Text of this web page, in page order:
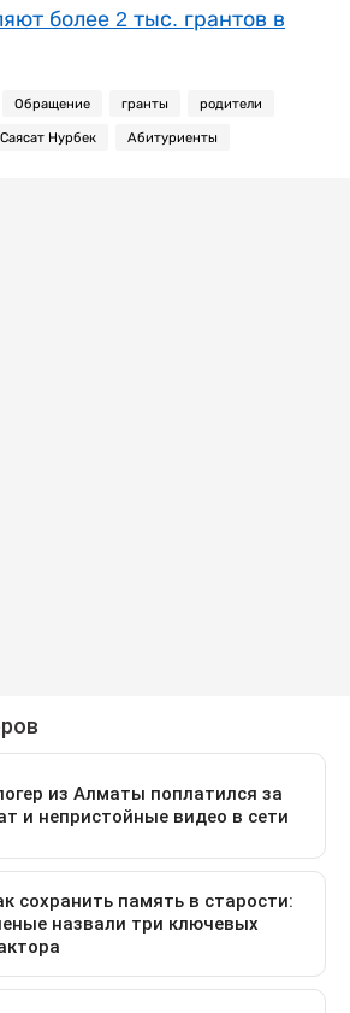
более 2 тыс. грантов в
Обращение гранты родители
Саясат Нурбек Абитуриенты